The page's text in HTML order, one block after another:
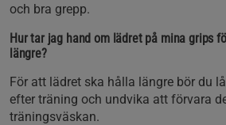
och bra grepp.
Hur tar jag hand om lädret på mina grips
längre?
För att lädret ska hålla längre bör du
efter träning och undvika att förvara
träningsväskan.